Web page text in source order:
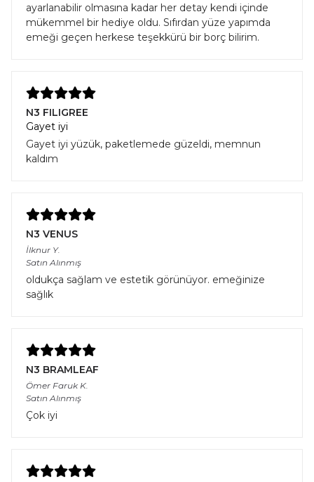
ayarlanabilir olmasına kadar her detay kendi içinde
mükemmel bir hediye oldu. Sıfırdan yüze yapımda
emeği geçen herkese teşekkürü bir borç bilirim.
N3 FILIGREE
Gayet iyi
Gayet iyi yüzük, paketlemede güzeldi, memnun
kaldım
N3 VENUS
İlknur Y.
Satın Alınmış
oldukça sağlam ve estetik görünüyor. emeğinize
sağlık
N3 BRAMLEAF
Ömer Faruk K.
Satın Alınmış
Çok iyi